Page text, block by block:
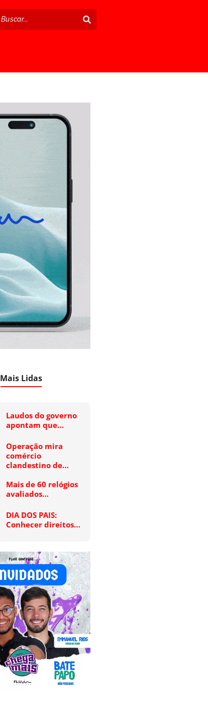
Mais Lidas
Laudos do governo
apontam que…
Operação mira
comércio
clandestino de…
Mais de 60 relógios
avaliados…
DIA DOS PAIS:
Conhecer direitos…